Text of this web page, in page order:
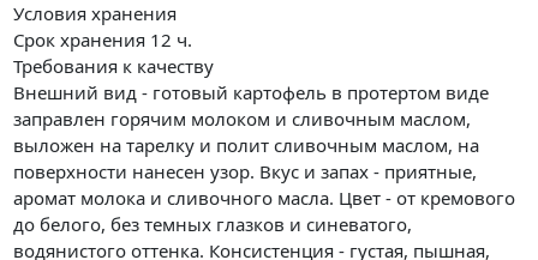
Условия хранения
Срок хранения 12 ч.
Требования к качеству
Внешний вид - готовый картофель в протертом виде
заправлен горячим молоком и сливочным маслом,
выложен на тарелку и полит сливочным маслом, на
поверхности нанесен узор. Вкус и запах - приятные,
аромат молока и сливочного масла. Цвет - от кремового
до белого, без темных глазков и синеватого,
водянистого оттенка. Консистенция - густая, пышная,